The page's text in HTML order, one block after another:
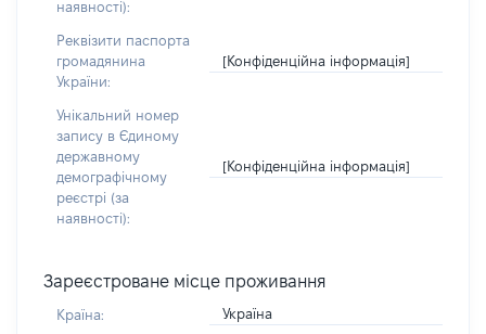
наявності):
Реквізити паспорта
громадянина
України:
[Конфіденційна інформація]
Унікальний номер
запису в Єдиному
державному
демографічному
реєстрі (за
наявності):
[Конфіденційна інформація]
Зареєстроване місце проживання
Країна: Україна